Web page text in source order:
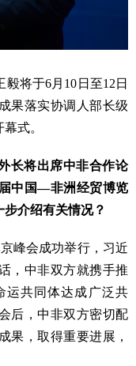
将于6月10日至12日
果落实协调人部长级
式。
长将出席中非合作论
中国—非洲经贸博览
介绍有关情况？
峰会成功举行，习近
，中非双方就携手推
运共同体达成广泛共
后，中非双方密切配
果，取得重要进展，